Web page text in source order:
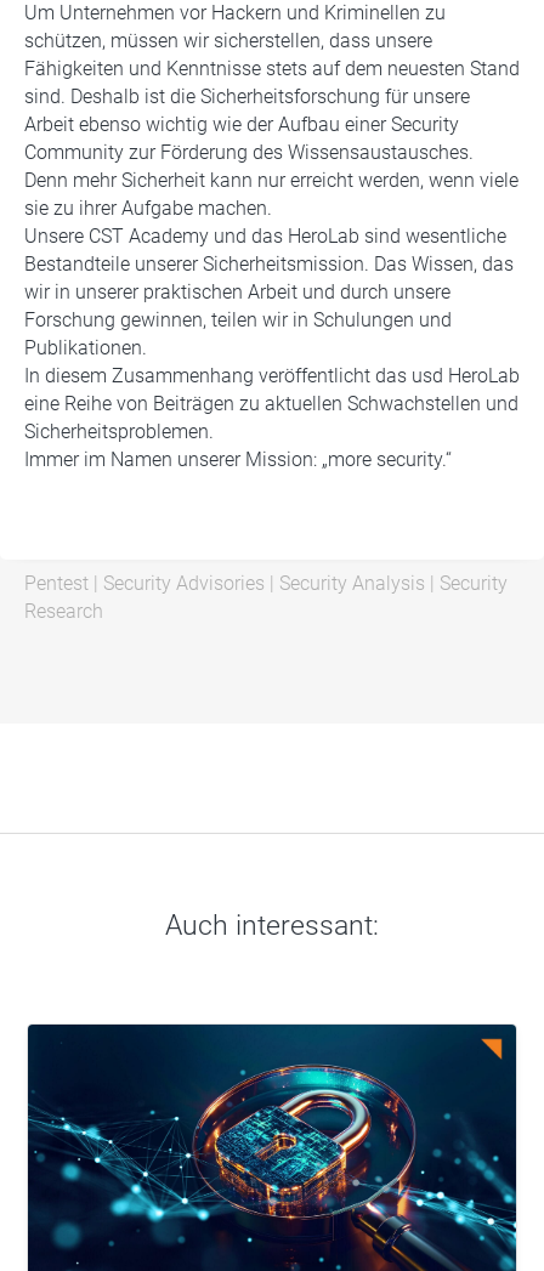
Um Unternehmen vor Hackern und Kriminellen zu
schützen, müssen wir sicherstellen, dass unsere
Fähigkeiten und Kenntnisse stets auf dem neuesten Stand
sind. Deshalb ist die Sicherheitsforschung für unsere
Arbeit ebenso wichtig wie der Aufbau einer Security
Community zur Förderung des Wissensaustausches.
Denn mehr Sicherheit kann nur erreicht werden, wenn viele
sie zu ihrer Aufgabe machen.
Unsere CST Academy und das HeroLab sind wesentliche
Bestandteile unserer Sicherheitsmission. Das Wissen, das
wir in unserer praktischen Arbeit und durch unsere
Forschung gewinnen, teilen wir in Schulungen und
Publikationen.
In diesem Zusammenhang veröffentlicht das usd HeroLab
eine Reihe von Beiträgen zu aktuellen Schwachstellen und
Sicherheitsproblemen.
Immer im Namen unserer Mission: „more security.“
Pentest Security Advisories Security Analysis
Security
Research
Auch interessant: